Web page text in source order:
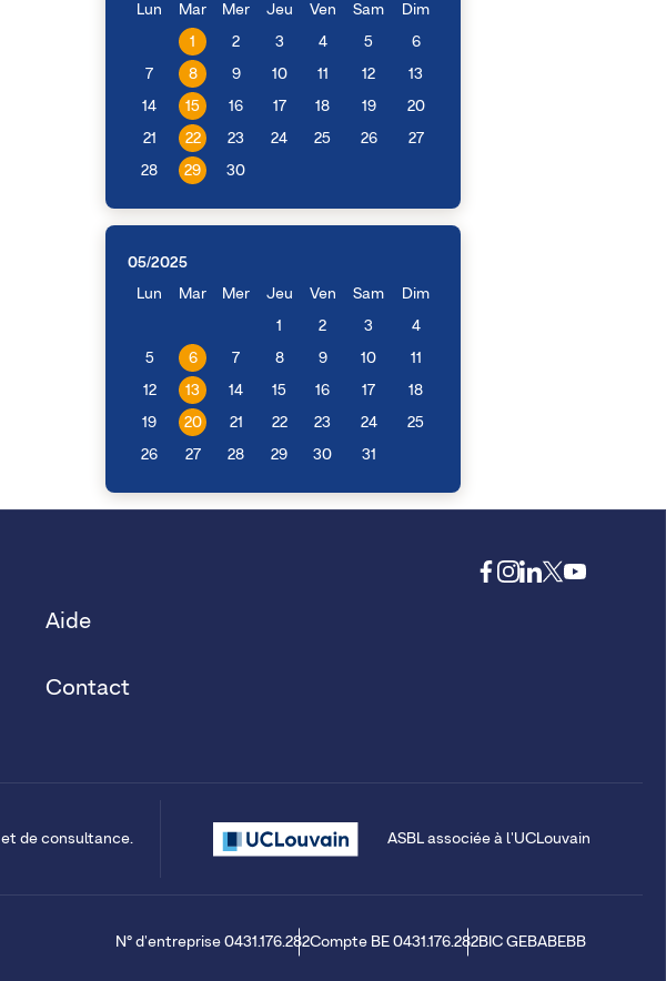
Lun
Mar Mer Jeu Ven Sam Dim
1 2 3 4 5 6
7 8 9 10 11 12 13
14 15 16 17 18 19 20
21 22 23 24 25 26 27
28 29 30
05/2025
Lun
Mar Mer Jeu Ven Sam Dim
1 2 3 4
5 6 7 8 9 10 11
12 13 14 15 16 17 18
19 20 21 22 23 24 25
26 27 28 29 30 31
Aide
Contact
de consultance. ASBL associée à l'UCLouvain
N° d'entreprise 0431.176.282Compte BE 0431.176.282BIC GEBABEBB